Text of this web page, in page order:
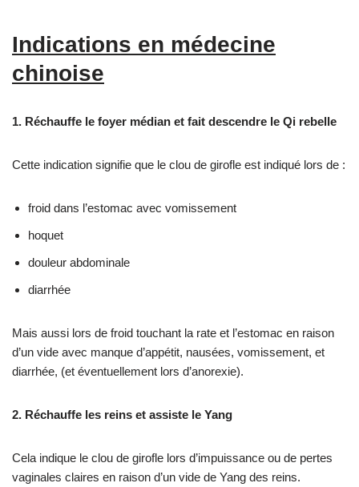
Indications en médecine
chinoise
1. Réchauffe le foyer médian et fait descendre le Qi rebelle
Cette indication signifie que le clou de girofle est indiqué lors de :
froid dans l’estomac avec vomissement
hoquet
douleur abdominale
diarrhée
Mais aussi lors de froid touchant la rate et l’estomac en raison
d’un vide avec manque d’appétit, nausées, vomissement, et
diarrhée, (et éventuellement lors d’anorexie).
2. Réchauffe les reins et assiste le Yang
Cela indique le clou de girofle lors d’impuissance ou de pertes
vaginales claires en raison d’un vide de Yang des reins.